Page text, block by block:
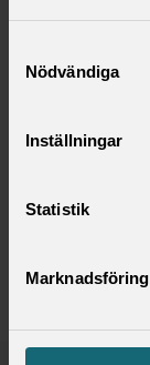
Nödvändiga
Inställningar
Statistik
Marknadsföring
Gilbert Fontana